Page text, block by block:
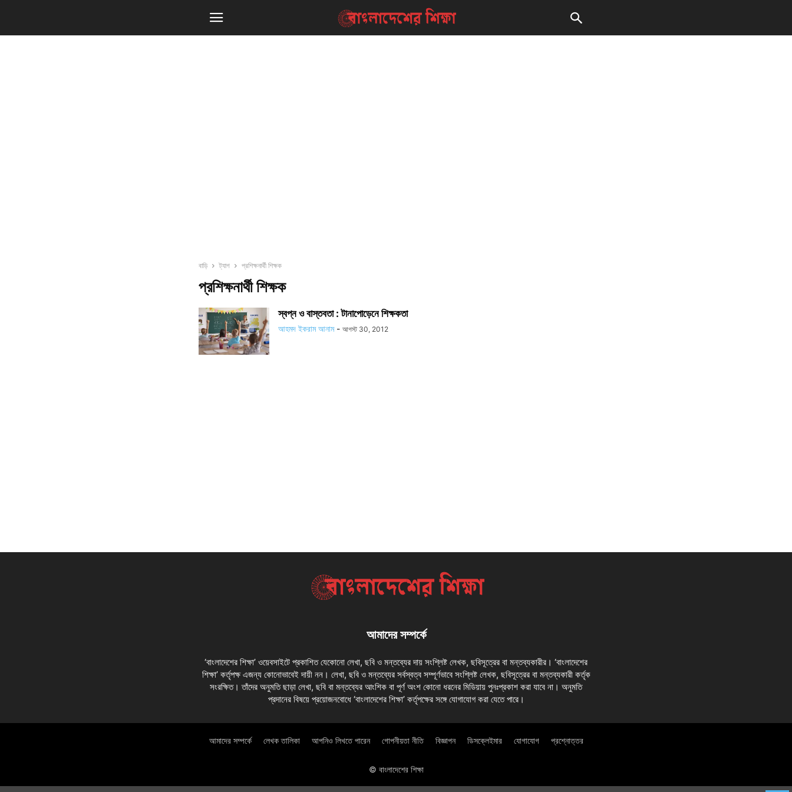
বাড়ি ট্যাগ প্রশিক্ষনার্থী শিক্ষক
প্রশিক্ষনার্থী শিক্ষক
স্বপ্ন ও বাস্তবতা : টানাপোড়েনে শিক্ষকতা
আহমদ ইকরাম আনাম - আগস্ট 30, 2012
আমাদের সম্পর্কে
‘বাংলাদেশের শিক্ষা’ ওয়েবসাইটে প্রকাশিত যেকোনো লেখা, ছবি ও মন্তব্যের দায় সংশ্লিষ্ট লেখক, ছবিসূত্রের বা মন্তব্যকারীর। ‘বাংলাদেশের
শিক্ষা’ কর্তৃপক্ষ এজন্য কোনোভাবেই দায়ী নন। লেখা, ছবি ও মন্তব্যের সর্বস্বত্ব সম্পূর্ণভাবে সংশ্লিষ্ট লেখক, ছবিসূত্রের বা মন্তব্যকারী কর্তৃক
সংরক্ষিত। তাঁদের অনুমতি ছাড়া লেখা, ছবি বা মন্তব্যের আংশিক বা পূর্ণ অংশ কোনো ধরনের মিডিয়ায় পুনঃপ্রকাশ করা যাবে না। অনুমতি
প্রদানের বিষয়ে প্রয়োজনবোধে ‘বাংলাদেশের শিক্ষা’ কর্তৃপক্ষের সঙ্গে যোগাযোগ করা যেতে পারে।
আমাদের সম্পর্কে লেখক তালিকা আপনিও লিখতে পারেন গোপনীয়তা নীতি বিজ্ঞাপন ডিসক্লেইমার যোগাযোগ প্রশ্নোত্তর
© বাংলাদেশের শিক্ষা